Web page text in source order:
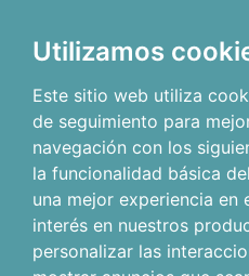
Utilizamos
Este sitio web utiliza
de seguimiento para
navegación con los
la funcionalidad básica
una mejor experiencia en
interés en nuestros
personalizar las